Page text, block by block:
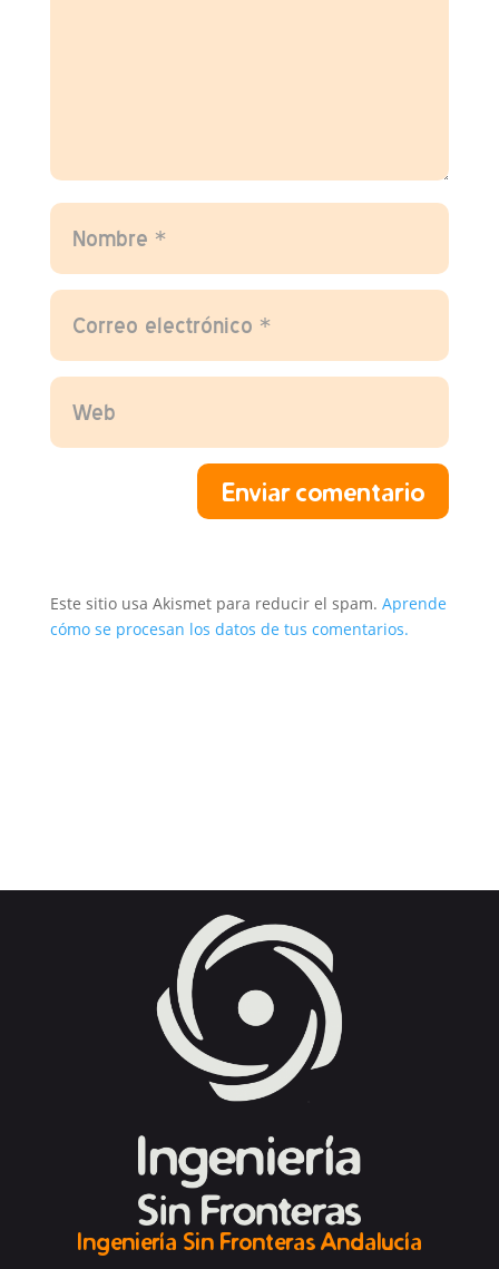
Enviar comentario
Este sitio usa Akismet para reducir el spam. Aprende
cómo se procesan los datos de tus comentarios.
Ingeniería Sin Fronteras Andalucía